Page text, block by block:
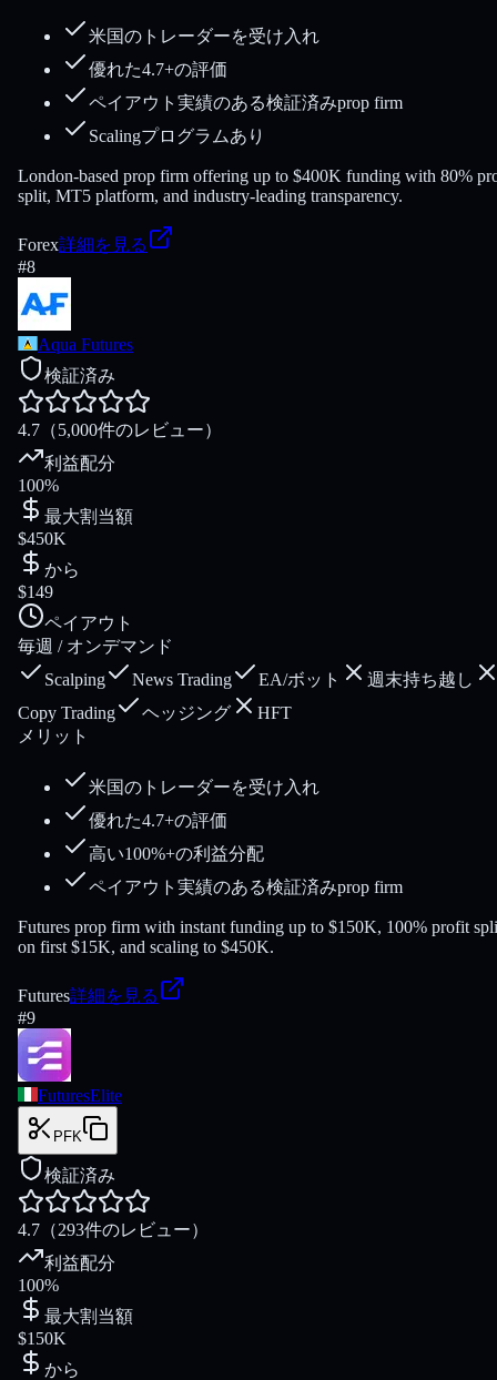
米国のトレーダーを受け入れ
優れた4.7+の評価
ペイアウト実績のある検証済みprop firm
Scalingプログラムあり
London-based prop firm offering up to $400K funding with 80%
split, MT5 platform, and industry-leading transparency.
Forex詳細を見る
#8
Aqua Futures
検証済み
4.7 （5,000件のレビュー）
利益配分
100%
最大割当額
$450K
から
$149
ペイアウト
毎週 / オンデマンド
Scalping
News Trading EA/ボット
週末持ち越し
Copy Trading
ヘッジング
HFT
メリット
米国のトレーダーを受け入れ
優れた4.7+の評価
高い100%+の利益分配
ペイアウト実績のある検証済みprop firm
Futures prop firm with instant funding up to $150K, 100% profit
on first $15K, and scaling to $450K.
Futures詳細を見る
#9
FuturesElite
PFK
検証済み
4.7 （293件のレビュー）
利益配分
100%
最大割当額
$150K
から